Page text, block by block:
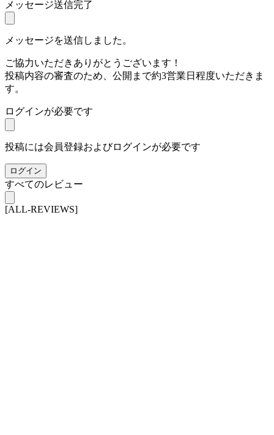
メッセージ送信完了
メッセージを送信しました。
ご協力いただきありがとうございます！
投稿内容の審査のため、公開まで約3営業日程度いただきま
す。
ログインが必要です
投稿には会員登録およびログインが必要です
ログイン
すべてのレビュー
[ALL-REVIEWS]